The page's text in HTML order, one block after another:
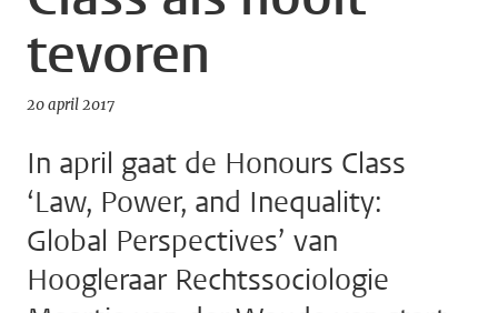
tevoren
20 april 2017
In april gaat de Honours Class
‘Law, Power, and Inequality:
Global Perspectives’ van
Hoogleraar Rechtssociologie